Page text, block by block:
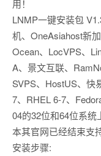
用！
LNMP一键安装包
机、OneAsiahost新
Ocean、LocVPS、
A、景文互联、
SVPS、HostUS、快
7、RHEL 6-7、
04的32位和64位系统
本其官网已经结束支
安装步骤: